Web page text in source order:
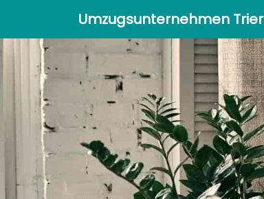
Umzugsunternehmen Trier